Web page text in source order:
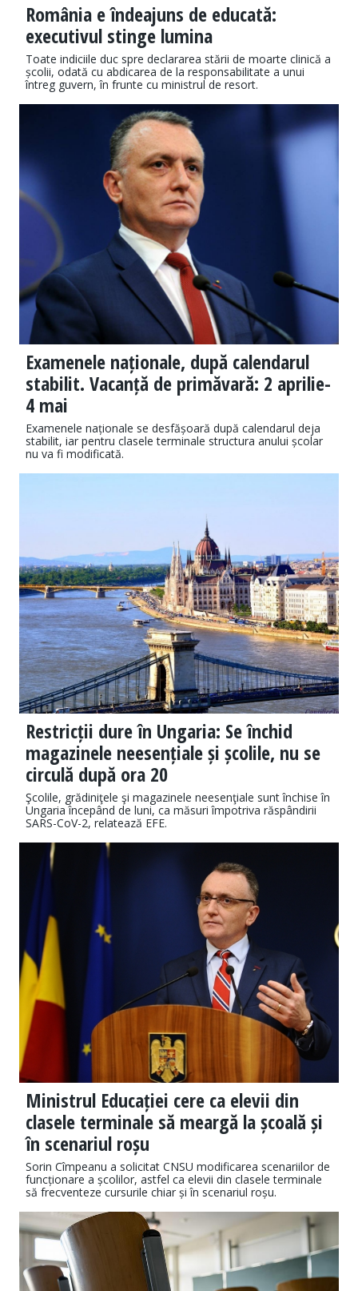
România e îndeajuns de educată:
executivul stinge lumina
Toate indiciile duc spre declararea stării de moarte clinică a
școlii, odată cu abdicarea de la responsabilitate a unui
întreg guvern, în frunte cu ministrul de resort.
Examenele naționale, după calendarul
stabilit. Vacanță de primăvară: 2 aprilie-
4 mai
Examenele naționale se desfășoară după calendarul deja
stabilit, iar pentru clasele terminale structura anului școlar
nu va fi modificată.
Restricții dure în Ungaria: Se închid
magazinele neesențiale și școlile, nu se
circulă după ora 20
Şcolile, grădiniţele şi magazinele neesenţiale sunt închise în
Ungaria începând de luni, ca măsuri împotriva răspândirii
SARS-CoV-2, relatează EFE.
Ministrul Educației cere ca elevii din
clasele terminale să meargă la școală și
în scenariul roșu
Sorin Cîmpeanu a solicitat CNSU modificarea scenariilor de
funcționare a școlilor, astfel ca elevii din clasele terminale
să frecventeze cursurile chiar și în scenariul roșu.